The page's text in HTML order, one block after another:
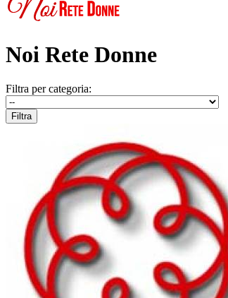
Noi Rete Donne
Filtra per categoria: